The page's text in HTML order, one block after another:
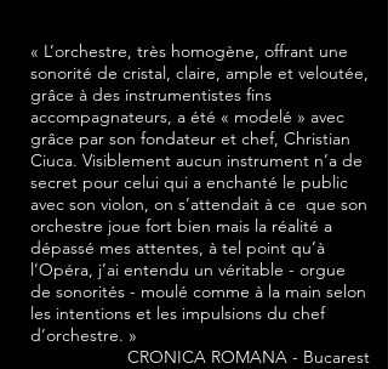
« L’orchestre, très homogène, offrant une
sonorité de cristal, claire, ample et veloutée,
grâce à des instrumentistes fins
accompagnateurs, a été « modelé » avec
grâce par son fondateur et chef, Christian
Ciuca. Visiblement aucun instrument n’a de
secret pour celui qui a enchanté le public
avec son violon, on s’attendait à ce que son
orchestre joue fort bien mais la réalité a
dépassé mes attentes, à tel point qu’à
l’Opéra, j’ai entendu un véritable - orgue
de sonorités - moulé comme à la main selon
les intentions et les impulsions du chef
d’orchestre. »
CRONICA ROMANA - Bucarest